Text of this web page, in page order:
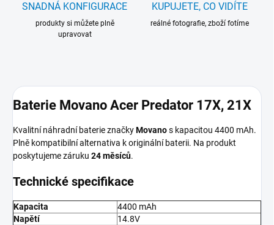
SNADNÁ KONFIGURACE
produkty si můžete plně
upravovat
KUPUJETE, CO VIDÍTE
reálné fotografie, zboží fotíme
Baterie Movano Acer Predator 17X, 21X
Kvalitní náhradní baterie značkyMovanos kapacitou 4400 mAh.
Plně kompatibilní alternativa k originální baterii. Na produkt
poskytujeme záruku 24 měsíců.
Technické specifikace
Kapacita
4400 mAh
Napětí
14.8V